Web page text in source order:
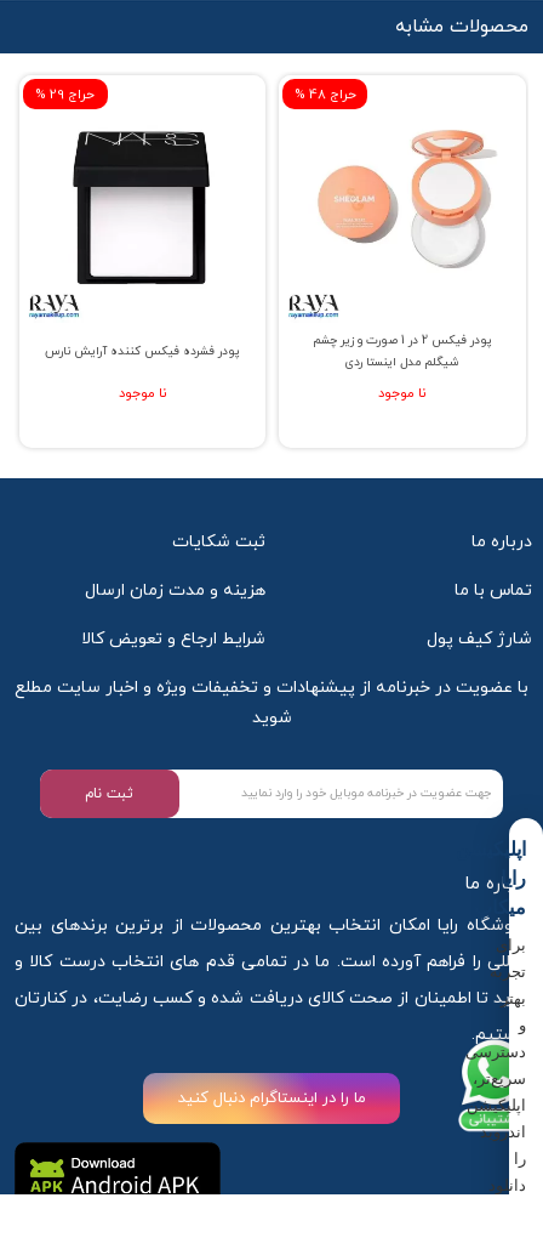
محصولات مشابه
% حراج 29
پودر فشرده فیکس کننده آرایش نارس
نا موجود
% حراج 48
پودر فیکس 2 در 1 صورت و زیر چشم
شیگلم مدل اینستا ردی
نا موجود
درباره ما ثبت شکایات
تماس با ما هزینه و مدت زمان ارسال
شارژ کیف پول شرایط ارجاع و تعویض کالا
با عضویت در خبرنامه از پیشنهادات و تخفیفات ویژه و اخبار سایت مطلع
شوید
ثبت نام
درباره ما
فروشگاه رایا امکان انتخاب بهترین محصولات از برترین برندهای بین
المللی را فراهم آورده است. ما در تمامی قدم های انتخاب درست کالا و
خرید تا اطمینان از صحت کالای دریافت شده و کسب رضایت، در کنارتان
هستیم.
ما را در اینستاگرام دنبال کنید
اپلیکیشن
رایا
میکاپ
برای
تجربه
بهتر
و
دسترسی
سریع‌تر،
اپلیکیشن
اندروید
را
دانلود